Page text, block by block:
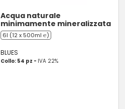
Acqua naturale
minimamente mineralizzata
6l (12 x 500ml ℮)
BLUES
Collo: 54 pz - IVA 22%